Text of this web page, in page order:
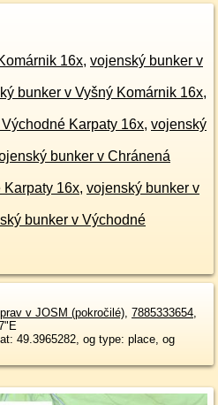
16x, vojenský bunker v
bunker v Vyšný Komárnik 16x,
Karpaty 16x, vojenský
bunker v Chránená
16x, vojenský bunker v
bunker v Východné
v JOSM (pokročilé), 7885333654,
49.3965282, og type: place, og